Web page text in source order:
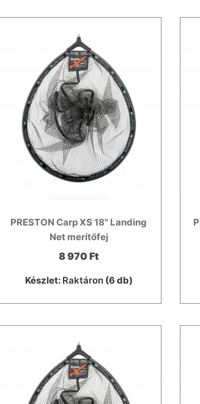
PRESTON Carp XS 18" Landing
Net merítőfej
8 970 Ft
Készlet: Raktáron(6 db)